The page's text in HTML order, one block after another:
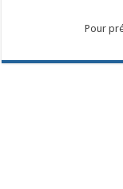
Pour